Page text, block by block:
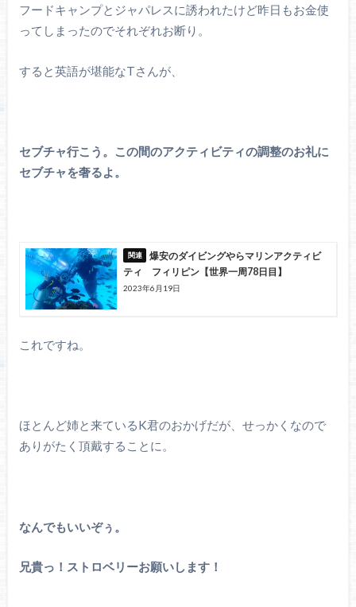
フードキャンプとジャパレスに誘われたけど昨日もお金使
ってしまったのでそれぞれお断り。
すると英語が堪能なTさんが、
セブチャ行こう。この間のアクティビティの調整のお礼に
セブチャを奢るよ。
爆安のダイビングやらマリンアクティビ
ティ フィリピン【世界一周78日目】
2023年6月19日
これですね。
ほとんど姉と来ているK君のおかげだが、せっかくなので
ありがたく頂戴することに。
なんでもいいぞぅ。
兄貴っ！ストロベリーお願いします！